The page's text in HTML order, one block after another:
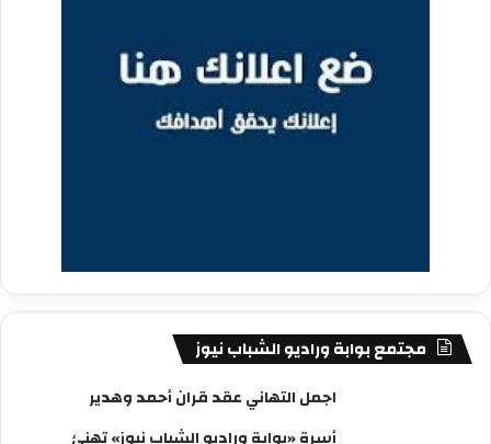
مجتمع بوابة وراديو الشباب نيوز
اجمل التهاني عقد قران أحمد وهدير
أسرة «بوابة وراديو الشباب نيوز» تهنئ